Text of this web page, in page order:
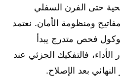
حتى الفرن السفلي
ومنظومة الأمان. نعتمد
فحص متدرج يبدأ
الأداء، فالتفكيك الجزئي عند
بعد الإصلاح.